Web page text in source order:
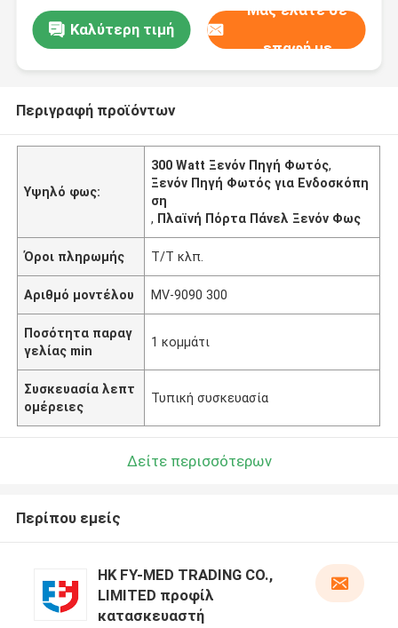
Καλύτερη τιμή
Μας ελάτε σε
επαφή με
Περιγραφή προϊόντων
Υψηλό φως:
300 Watt Ξενόν Πηγή Φωτός,
Ξενόν Πηγή Φωτός για Ενδοσκόπη
ση
, Πλαϊνή Πόρτα Πάνελ Ξενόν Φως
Όροι πληρωμής Τ/Τ κλπ.
Αριθμό μοντέλου MV-9090 300
Ποσότητα παραγ
γελίας min
1 κομμάτι
Συσκευασία λεπτ
ομέρειες
Τυπική συσκευασία
Δείτε περισσότερων
Περίπου εμείς
HK FY-MED TRADING CO.,
LIMITED προφίλ
κατασκευαστή